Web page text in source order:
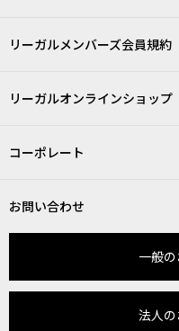
リーガルメンバーズ会員規約
リーガルオンラインショップ
コーポレート
お問い合わせ
一般
法人の